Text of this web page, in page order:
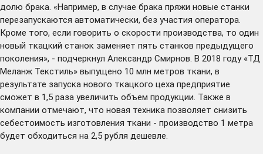
долю брака. «Например, в случае брака пряжи новые станки
перезапускаются автоматически, без участия оператора.
Кроме того, если говорить о скорости производства, то один
новый ткацкий станок заменяет пять станков предыдущего
поколения», - подчеркнул Александр Смирнов. В 2018 году «ТД
Меланж Текстиль» выпущено 10 млн метров ткани, в
результате запуска нового ткацкого цеха предприятие
сможет в 1,5 раза увеличить объем продукции. Также в
компании отмечают, что новая техника позволяет снизить
себестоимость изготовления ткани - производство 1 метра
будет обходиться на 2,5 рубля дешевле.